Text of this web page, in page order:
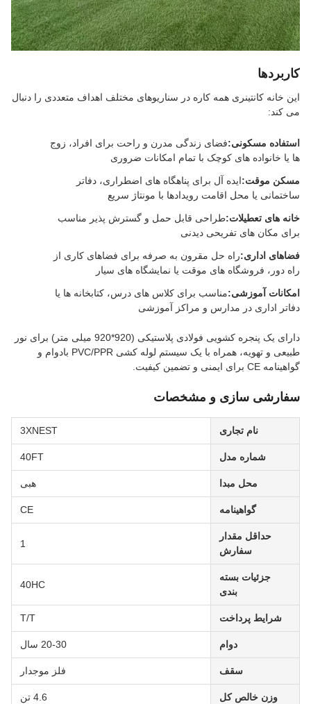
کاربردها
این خانه کانتینری همه کاره در سناریوهای مختلف اهداف متعددی را دنبال
می کند:
استفاده مسکونی:فضای زندگی مدرن و راحت برای افراد، زوج
ها یا خانواده های کوچک با تمام امکانات ضروری
مسکن موقت:ایده آل برای پناهگاه های اضطراری، دفاتر
ساختمانی یا محل اقامت رویدادها با مونتاژ سریع
خانه های تعطیلات:طراحی قابل حمل و گسترش پذیر مناسب
برای مکان های تفریحی دیدنی
فضاهای اداری:راه حل مقرون به صرفه برای فضاهای کاری از
راه دور، فروشگاه های موقت یا نمایشگاه های سیار
امکانات آموزشی:مناسب برای کلاس های درس، کتابخانه ها یا
دفاتر اداری در مدارس و مراکز آموزشی
دارای یک پنجره کشویی فولادی پلاستیکی (920*920 میلی متر) برای نور
طبیعی و تهویه، همراه با یک سیستم لوله کشی PVC/PPR بادوام و
گواهینامه CE برای ایمنی و تضمین کیفیت.
سفارشی سازی و مشخصات
نام تجاری 3XNEST
شماره مدل 40FT
محل مبدا هبی
گواهینامه CE
حداقل مقدار
سفارش
1
جزئیات بسته
بندی
40HC
شرایط پرداخت T/T
دوام 20-30 سال
سقف فلز موجدار
وزن خالص کل 4.6 تن